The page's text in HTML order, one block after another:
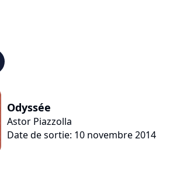
Odyssée
Astor Piazzolla
Date de sortie: 10 novembre 2014